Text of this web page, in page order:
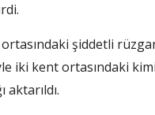
şiddetli
iki kent ortasındaki
aktarıldı.